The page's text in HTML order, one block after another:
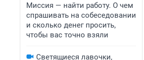
Миссия — найти работу. О чем
спрашивать на собеседовании
и сколько денег просить,
чтобы вас точно взяли
Светящиеся лавочки,